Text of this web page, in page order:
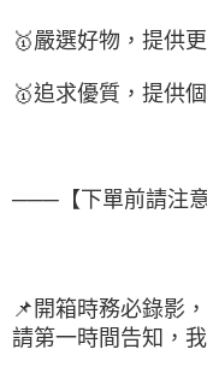
🥇嚴選好物，提供
🥇追求優質，提供
───【下單前請注
📌 開箱時務必錄影
請第一時間告知，